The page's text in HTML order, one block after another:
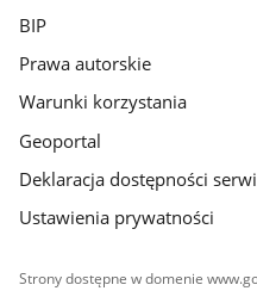
BIP
Prawa autorskie
Warunki korzystania
Geoportal
Deklaracja dostępności
Ustawienia prywatności
Strony dostępne w domenie